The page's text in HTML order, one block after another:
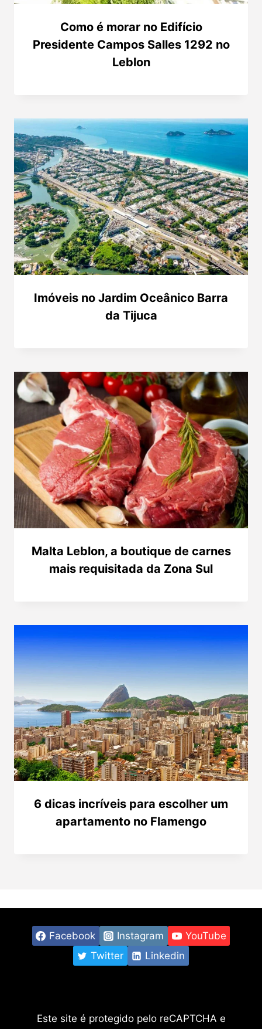
Como é morar no Edifício
Presidente Campos Salles 1292 no
Leblon
Imóveis no Jardim Oceânico Barra
da Tijuca
Malta Leblon, a boutique de carnes
mais requisitada da Zona Sul
6 dicas incríveis para escolher um
apartamento no Flamengo
Facebook Instagram
YouTube
Twitter
Linkedin
Este site é protegido pelo reCAPTCHA e